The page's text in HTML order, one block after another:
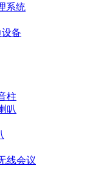
系统
备
柱
叭
线会议